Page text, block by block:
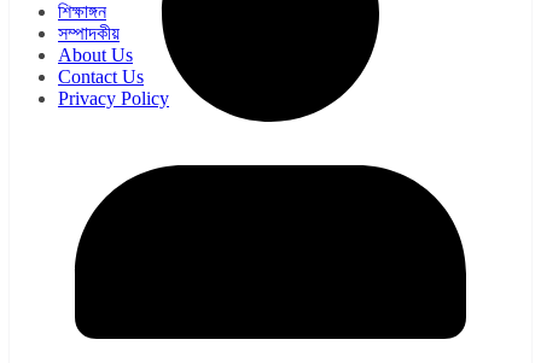
শিক্ষাঙ্গন
সম্পাদকীয়
About Us
Contact Us
Privacy Policy